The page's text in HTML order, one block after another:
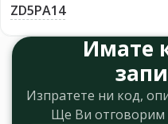
ZD5PA14
Имате
Изпратете ни код,
Ще Ви отговорим